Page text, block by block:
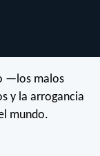
—los malos
y la arrogancia
mundo.